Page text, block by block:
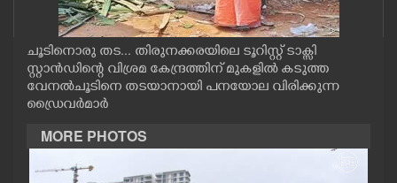
LIFESTYLE
SPIRITUAL
INFO+
ചൂടിനൊരു തട... തിരുനക്കരയിലെ ടൂറിസ്റ്റ് ടാക്സി
സ്റ്റാൻഡിന്റെ വിശ്രമ കേന്ദ്രത്തിന് മുകളിൽ കടുത്ത
വേനൽചൂടിനെ തടയാനായി പനയോല വിരിക്കുന്ന
ഡ്രൈവർമാർ
MORE PHOTOS